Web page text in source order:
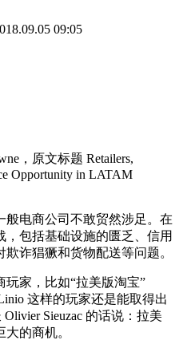
09:05
，原文标题 Retailers,
Opportunity in LATAM
电商公司不敢贸然涉足。在
包括基础设施的匮乏、信用
诈猖獗和货物配送等问题。
家，比如“拉美版淘宝”
这样的玩家还是能取得出
Sieuzac 的话说：拉美
的商机。